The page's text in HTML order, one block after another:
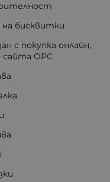
на бисквитки
с покупка онлайн,
сайта ОРС